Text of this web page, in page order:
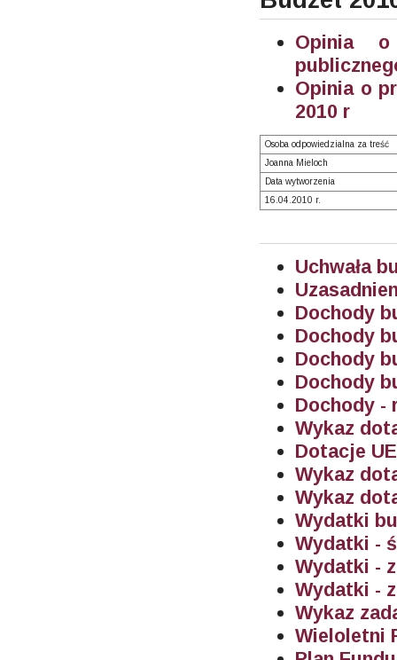
Opinia o
Opinia o
2010 r
Osoba odpowiedzialna za treść
Joanna Mieloch
Data wytworzenia
16.04.2010 r.
Uchwała
Dochody
Dochody
Dochody
Dochody
Dochody -
Wykaz
Dotacje UE
Wykaz
Wykaz
Wydatki
Wydatki -
Wydatki -
Wydatki -
Wykaz
Wieloletni